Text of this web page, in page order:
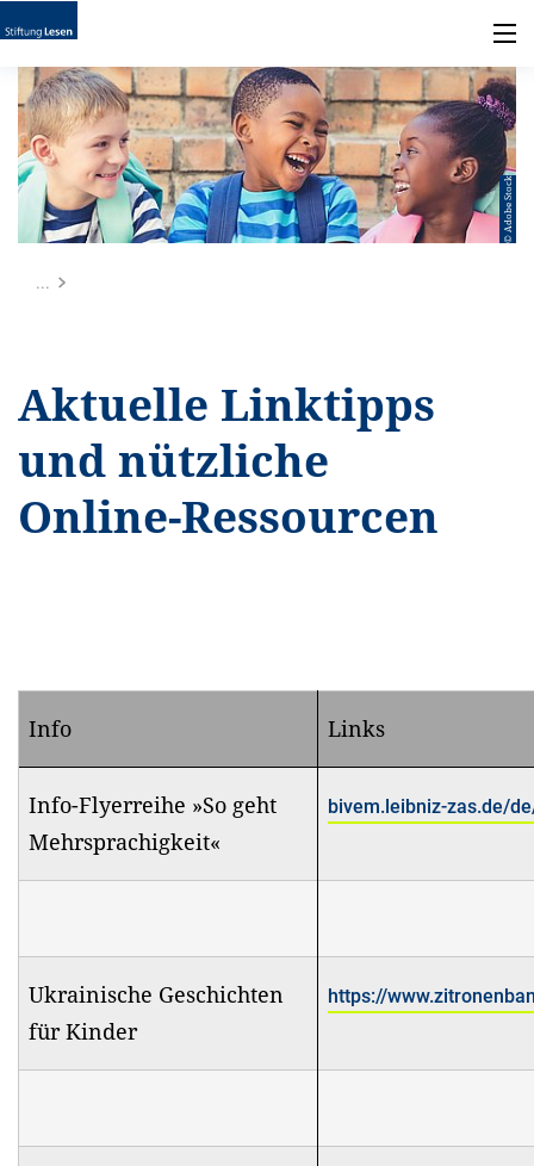
© Adobe Stock
...
Aktuelle Linktipps
und nützliche
Online-Ressourcen
Info Links
Info-Flyerreihe »So geht
Mehrsprachigkeit«
bivem.leibniz-zas.de/
Ukrainische Geschichten
für Kinder
https://